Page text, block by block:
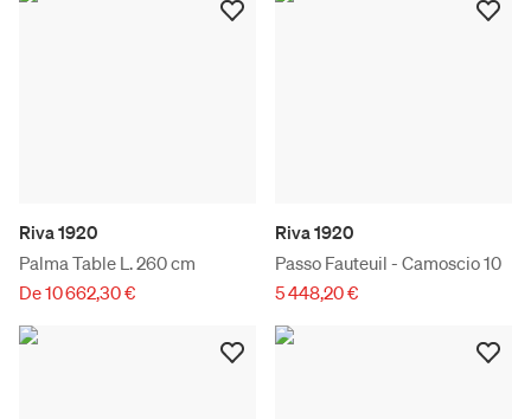
Riva 1920
Palma Table L. 260 cm
De 10 662,30 €
Riva 1920
Passo Fauteuil - Camoscio 10
5 448,20 €